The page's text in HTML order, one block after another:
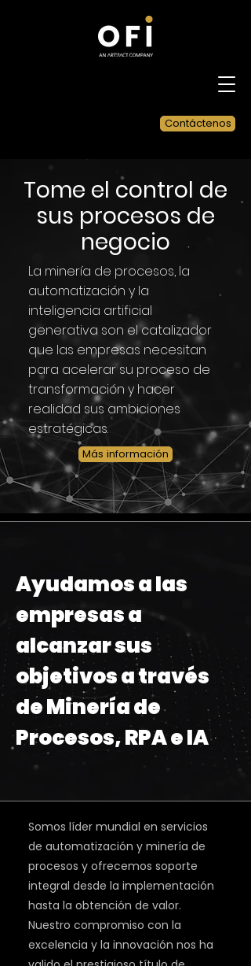
Contáctenos
Tome el control de
sus procesos de
negocio
La minería de procesos, la
automatización y la
inteligencia artificial
generativa son el catalizador
que las empresas necesitan
para acelerar su proceso de
transformación y hacer
realidad sus ambiciones
estratégicas.
Más información
Ayudamos a las
empresas a
alcanzar sus
objetivos a través
de Minería de
Procesos, RPA e IA
Somos líder mundial en servicios
de automatización y minería de
procesos y ofrecemos soporte
integral desde la implementación
hasta la obtención de valor.
Nuestro compromiso con la
excelencia y la innovación nos ha